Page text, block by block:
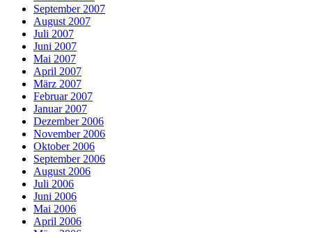
September 2007
August 2007
Juli 2007
Juni 2007
Mai 2007
April 2007
März 2007
Februar 2007
Januar 2007
Dezember 2006
November 2006
Oktober 2006
September 2006
August 2006
Juli 2006
Juni 2006
Mai 2006
April 2006